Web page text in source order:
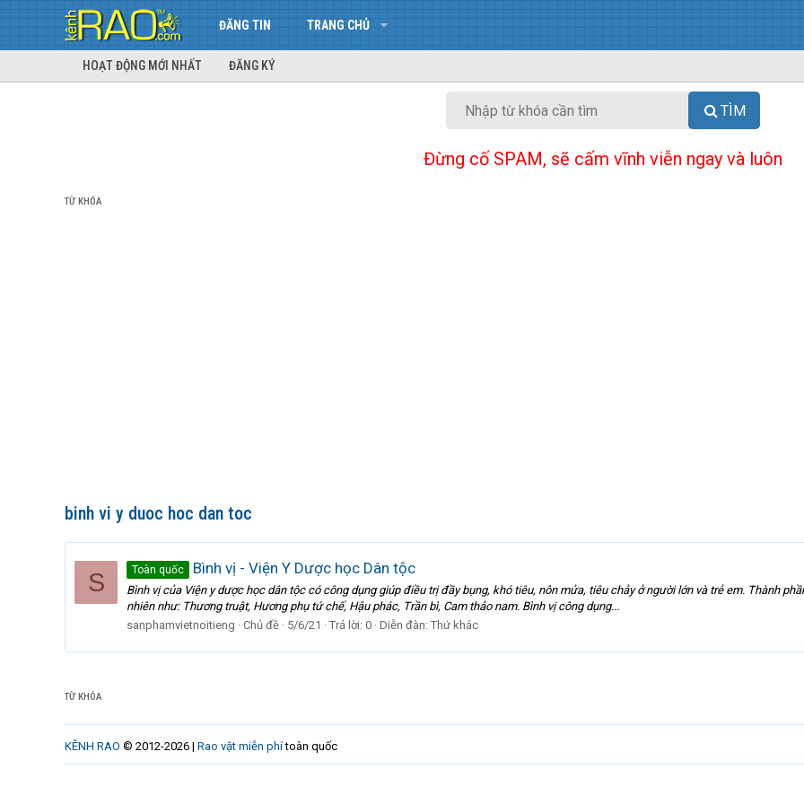
ĐĂNG TIN TRANG CHỦ
HOẠT ĐỘNG MỚI NHẤT ĐĂNG KÝ
TÌM
Đừng cố SPAM, sẽ cấm vĩnh viễn ngay và luôn
TỪ KHÓA
binh vi y duoc hoc dan toc
S Toàn quốc Bình vị - Viện Y Dược học Dân tộc
Bình vị của Viện y dược học dân tộc có công dụng giúp điều trị đầy bụng, khó tiêu, nôn mửa, tiêu chảy ở người lớn và trẻ em. Thành
nhiên như: Thương truật, Hương phụ tứ chế, Hậu phác, Trần bì, Cam thảo nam. Bình vị công dụng...
sanphamvietnoitieng
Chủ đề 5/6/21 Trả lời: 0 Diễn đàn: Thứ khác
TỪ KHÓA
KÊNH RAO © 2012-2026 | Rao vặt miễn phítoàn quốc